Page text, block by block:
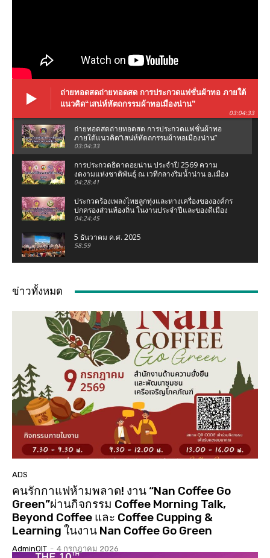
ถ่ายทอดสดถ่ายทอดสด การประกวดแฟชั่นผ้าทอ ภายใต้
แนวคิด“เสน่ห์หัตถกรรมผ้าทอเมืองน่าน”
03:04:33
ถ่ายทอดสดถ่ายทอดสด การประกวดแฟชั่นผ้าทอ
ภายใต้แนวคิด“เสน่ห์หัตถกรรมผ้าทอเมืองน่าน”
03:04:33
การประกวดธิดาดอยน่าน ประจำปี 2569 ความ
งดงามแห่งชาติพันธุ์ ณ เวทีกลางริมน้ำน่าน อ.เมือง
น่าน จ.น่าน
04:28:41
ประกวดร้องเพลงไทยลูกทุ่งและหางเครื่องขององค์กร
ปกครองส่วนท้องถิ่น ในงานประจำปีและของดีเมือง
น่าน 2569
04:24:45
5 ธันวาคม ค.ศ. 2025
58:59
02:07:05
เชอรี่ ส่งกำลังใจน้ำท่วมเหนือ ห่วงคนที่บ้านเกิด
จ.น่าน #เชอรี่ #เชอรี่เข็มอัปสร #น้ำท่วมเหนือ #น่าน
04:11
มูลนิธิเพชรเกษมน่าน ทอดผ้าป่าสามัคคี ณ มูลนิธิ
เพชรเกษมน่าน (สำนักงานใหญ่ท่าวังผา) ปี 68
01:01:17
นมัสการสรงน้ำองค์พระบรมสารีริกธาตุ 3 แผ่นดิน ปี
2568 วัดเจดีย์ ต.ดู่ใต้ อ.เมือง จ.น่าน
02:07:34
ประกวดเทพีสงกรานต์คิมหันต์ฤดู น่านนครประจำปี
2568( จัดงาน 14 เมษายน 68 )( LGBTQ )
04:23:07
“#เสน่หา #มนตรา #น่านนครา #เมืองเก่ามีชีวิต”
ข่าวทั้งหมด
ADS
คนรักกาแฟห้ามพลาด! งาน “Nan Coffee Go
Green”ผ่านกิจกรรม Coffee Morning Talk,
Beyond Coffee และ Coffee Cupping &
Learning ในงาน Nan Coffee Go Green
AdminOIT - 4 กรกฎาคม 2026